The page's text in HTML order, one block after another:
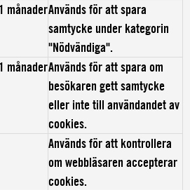
månaderAnvänds för att spara
samtycke under kategorin
"Nödvändiga".
månaderAnvänds för att spara om
besökaren gett samtycke
eller inte till användandet av
cookies.
Används för att kontrollera
om webbläsaren accepterar
cookies.